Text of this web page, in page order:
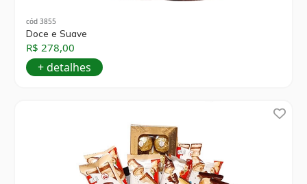
cód 3855
Doce e Suave
R$ 278,00
+ detalhes